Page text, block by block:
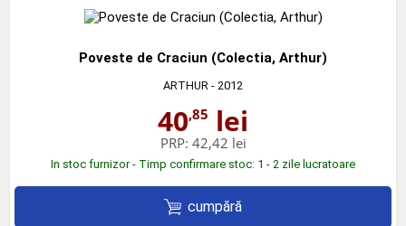
Poveste de Craciun (Colectia, Arthur)
ARTHUR - 2012
40,85 lei
PRP: 42,42 lei
In stoc furnizor - Timp confirmare stoc: 1 - 2 zile lucratoare
cumpără